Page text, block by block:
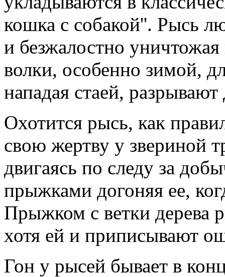
кошка с собакой''. Рысь
и безжалостно
волки, особенно зимой,
нападая стаей,
Охотится рысь, как
свою жертву у звериной
двигаясь по следу за
прыжками догоняя ее,
Прыжком с ветки дерева
хотя ей и приписывают
Гон у рысей бывает в